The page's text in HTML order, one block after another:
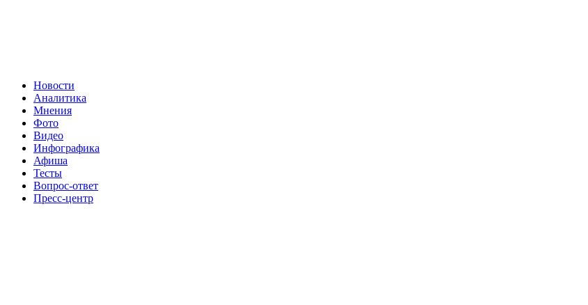
Новости
Аналитика
Мнения
Фото
Видео
Инфографика
Афиша
Тесты
Вопрос-ответ
Пресс-центр